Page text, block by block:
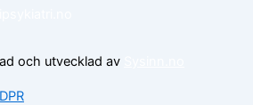
och utvecklad av